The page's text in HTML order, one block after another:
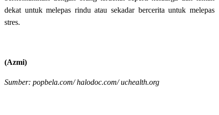
dekat untuk melepas rindu atau sekadar bercerita untuk melepas
stres.
(Azmi)
Sumber: popbela.com/ halodoc.com/ uchealth.org